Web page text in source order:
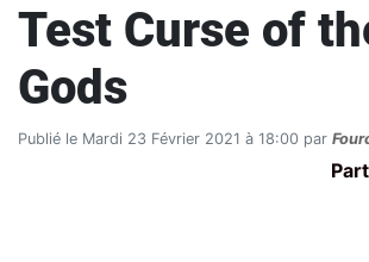
Test Curse of
Gods
Publié le Mardi 23 Février 2021 à 18:00 par